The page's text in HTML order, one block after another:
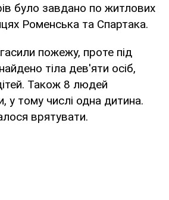
було завдано по житлових
Роменська та Спартака.
пожежу, проте під
тіла дев'яти осіб,
Також 8 людей
у тому числі одна дитина.
врятувати.